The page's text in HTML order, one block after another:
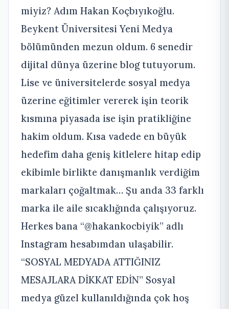
miyiz? Adım Hakan Koçbıyıkoğlu.
Beykent Üniversitesi Yeni Medya
bölümünden mezun oldum. 6 senedir
dijital dünya üzerine blog tutuyorum.
Lise ve üniversitelerde sosyal medya
üzerine eğitimler vererek işin teorik
kısmına piyasada ise işin pratikliğine
hakim oldum. Kısa vadede en büyük
hedefim daha geniş kitlelere hitap edip
ekibimle birlikte danışmanlık verdiğim
markaları çoğaltmak… Şu anda 33 farklı
marka ile aile sıcaklığında çalışıyoruz.
Herkes bana “@hakankocbiyik” adlı
Instagram hesabımdan ulaşabilir.
“SOSYAL MEDYADA ATTIĞINIZ
MESAJLARA DİKKAT EDİN” Sosyal
medya güzel kullanıldığında çok hoş